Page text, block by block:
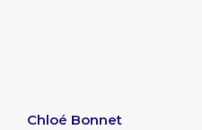
Chloé Bonnet